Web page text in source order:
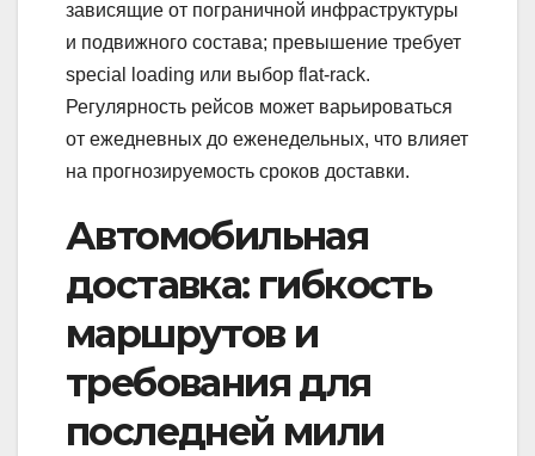
зависящие от пограничной инфраструктуры
и подвижного состава; превышение требует
special loading или выбор flat‑rack.
Регулярность рейсов может варьироваться
от ежедневных до еженедельных, что влияет
на прогнозируемость сроков доставки.
Автомобильная
доставка: гибкость
маршрутов и
требования для
последней мили